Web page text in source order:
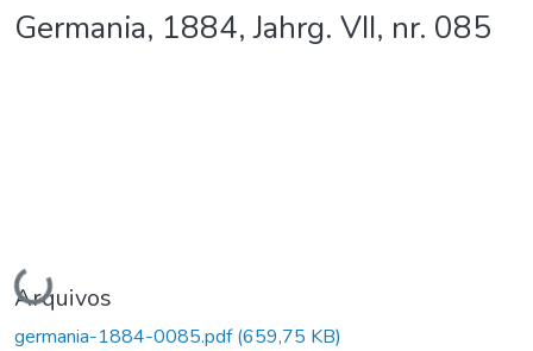
Digital
Germania, 1884, Jahrg. VII, nr. 085
Carregando...
Arquivos
germania-1884-0085.pdf(659,75 KB)